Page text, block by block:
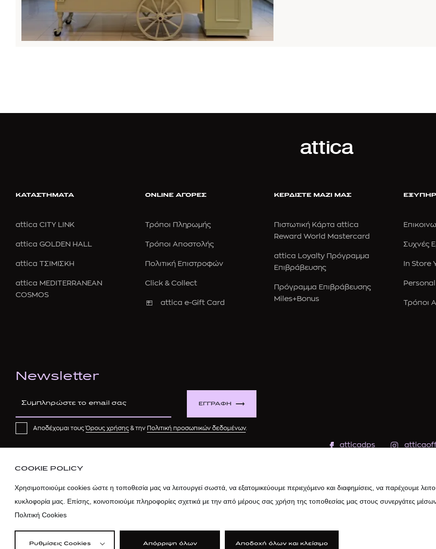
ΚΑΤΑΣΤΗΜΑΤΑ
attica CITY LINK
attica GOLDEN HALL
attica ΤΣΙΜΙΣΚΗ
attica MEDITERRANEAN
COSMOS
ONLINE ΑΓΟΡΕΣ
Τρόποι Πληρωμής
Τρόποι Αποστολής
Πολιτική Επιστροφών
Click & Collect
attica e-Gift Card
ΚΕΡΔΙΣΤΕ ΜΑΖΙ ΜΑΣ
Πιστωτική Κάρτα attica
Reward World Mastercard
attica Loyalty Πρόγραμμα
Επιβράβευσης
Πρόγραμμα Επιβράβευσης
Miles+Bonus
Συχνές
In Store
Τρόποι
Newsletter
ΕΓΓΡΑΦΗ
Αποδέχομαι τουςΌρους χρήσης & την Πολιτική προσωπικών δεδομένων.
atticadps
COOKIE POLICY
Χρησιμοποιούμε cookies ώστε η τοποθεσία μας να λειτουργεί σωστά, να εξατομικεύουμε περιεχόμενο και διαφημίσεις, να παρέχουμε
κυκλοφορία μας. Επίσης, κοινοποιούμε πληροφορίες σχετικά με την από μέρους σας χρήση της τοποθεσίας μας στους συνεργάτες
Πολιτική Cookies
Ρυθμίσεις Cookies Απόρριψη όλων Αποδοχή όλων και κλείσιμο